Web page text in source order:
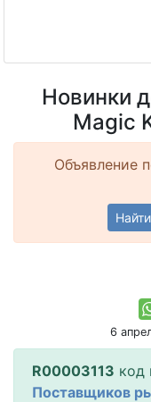
Новинки
Magic
Объявление
6
R00003113 код
Поставщиков